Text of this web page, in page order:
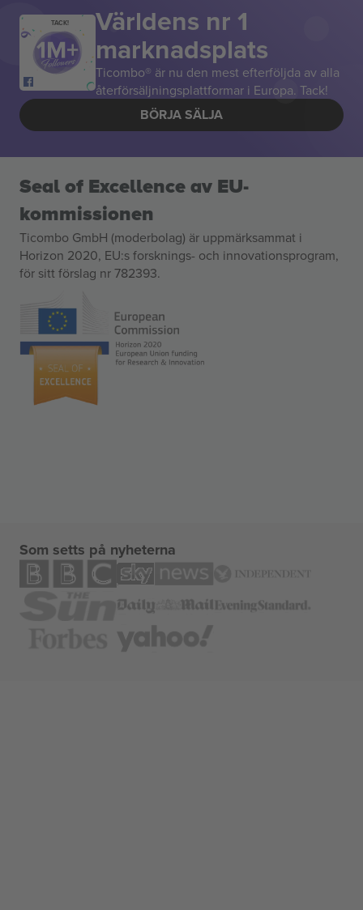
TACK! Världens nr 1
marknadsplats
Ticombo® är nu den mest efterföljda av alla
återförsäljningsplattformar i Europa. Tack!
BÖRJA SÄLJA
Seal of Excellence av EU-
kommissionen
Ticombo GmbH (moderbolag) är uppmärksammat i
Horizon 2020, EU:s forsknings- och innovationsprogram,
för sitt förslag nr 782393.
Som setts på nyheterna